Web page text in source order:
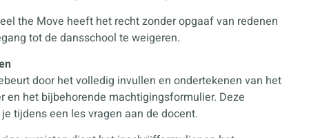
the Move heeft het recht zonder opgaaf van redenen
tot de dansschool te weigeren.
door het volledig invullen en ondertekenen van het
en het bijbehorende machtigingsformulier. Deze
tijdens een les vragen aan de docent.